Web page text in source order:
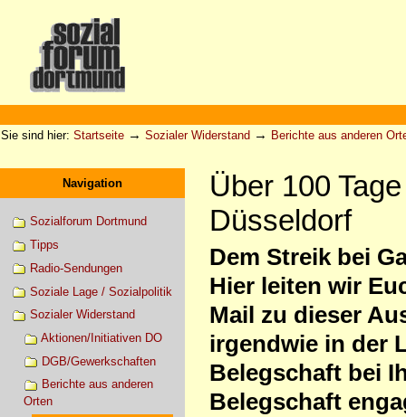
Werkzeuge
Sie sind hier: Startseite → Sozialer Widerstand → Berichte aus anderen
Navigation
Sozialforum Dortmund
Tipps
Radio-Sendungen
Soziale Lage / Sozialpolitik
Sozialer Widerstand
Aktionen/Initiativen DO
DGB/Gewerkschaften
Berichte aus anderen
Orten
Über 100
Düsseldorf
Dem Streik bei
Hier leiten wir
Mail zu dieser
irgendwie in der
Belegschaft bei
Belegschaft